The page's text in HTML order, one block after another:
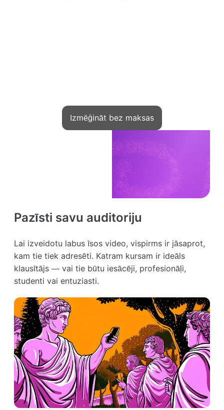
Izmēģināt bez maksas
Pazīsti savu auditoriju
Lai izveidotu labus īsos video, vispirms ir jāsaprot,
kam tie tiek adresēti. Katram kursam ir ideāls
klausītājs — vai tie būtu iesācēji, profesionāļi,
studenti vai entuziasti.